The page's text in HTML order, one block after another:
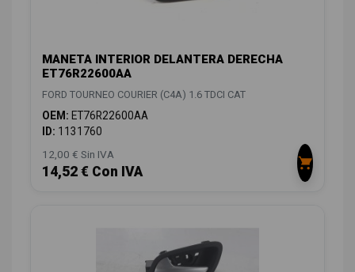
MANETA INTERIOR DELANTERA DERECHA
ET76R22600AA
FORD TOURNEO COURIER (C4A) 1.6 TDCI CAT
OEM: ET76R22600AA
ID: 1131760
12,00 € Sin IVA
14,52 € Con IVA